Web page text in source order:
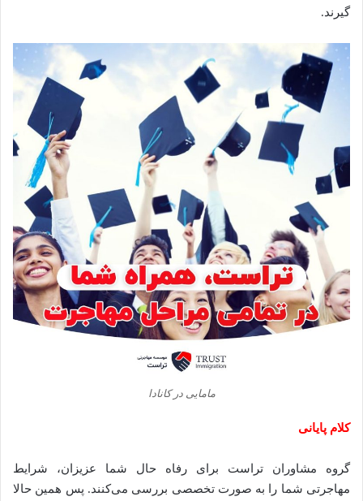
گیرند.
مامایی در کانادا
کلام پایانی
گروه مشاوران تراست برای رفاه حال شما عزیزان، شرایط
مهاجرتی شما را به صورت تخصصی بررسی می‌کنند. پس همین حالا